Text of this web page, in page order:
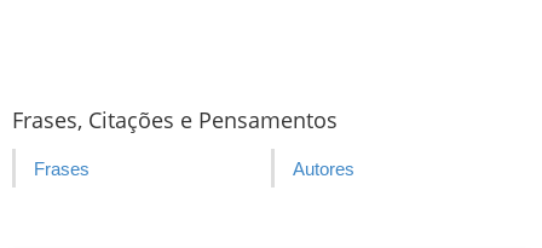
Frases, Citações e Pensamentos
Frases Autores